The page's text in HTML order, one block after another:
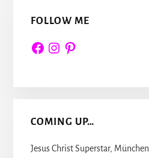
FOLLOW ME
FacebookInstagram
Pinterest
COMING UP…
Jesus Christ Superstar, München